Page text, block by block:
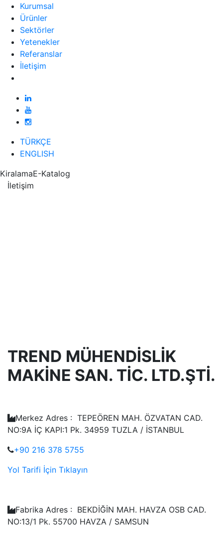
Kurumsal
Ürünler
Sektörler
Yetenekler
Referanslar
İletişim
TÜRKÇE
ENGLISH
KiralamaE-Katalog
İletişim
TREND MÜHENDİSLİK
MAKİNE SAN. TİC. LTD.ŞTİ.
Merkez Adres : TEPEÖREN MAH. ÖZVATAN CAD.
NO:9A İÇ KAPI:1 Pk. 34959 TUZLA / İSTANBUL
+90 216 378 5755
Yol Tarifi İçin Tıklayın
Fabrika Adres : BEKDİĞİN MAH. HAVZA OSB CAD.
NO:13/1 Pk. 55700 HAVZA / SAMSUN